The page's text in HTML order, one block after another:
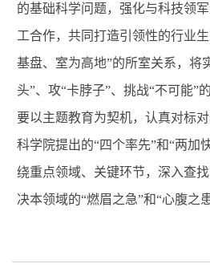
的基础科学问题，强化与科技领
工合作，共同打造引领性的行业
基盘、室为高地”的所室关系，将
头”、攻“卡脖子”、挑战“不可能”
要以主题教育为契机，认真对标
科学院提出的“四个率先”和“两加
绕重点领域、关键环节，深入查
决本领域的“燃眉之急”和“心腹之患